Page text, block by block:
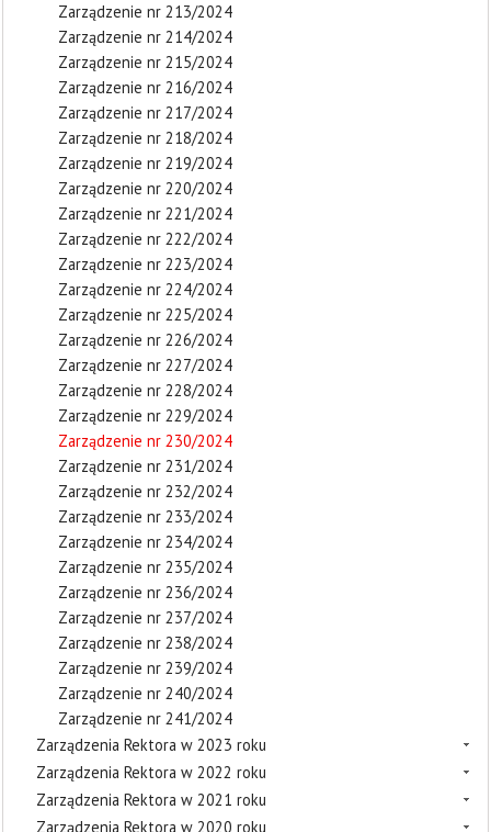
Zarządzenie nr 213/2024
Zarządzenie nr 214/2024
Zarządzenie nr 215/2024
Zarządzenie nr 216/2024
Zarządzenie nr 217/2024
Zarządzenie nr 218/2024
Zarządzenie nr 219/2024
Zarządzenie nr 220/2024
Zarządzenie nr 221/2024
Zarządzenie nr 222/2024
Zarządzenie nr 223/2024
Zarządzenie nr 224/2024
Zarządzenie nr 225/2024
Zarządzenie nr 226/2024
Zarządzenie nr 227/2024
Zarządzenie nr 228/2024
Zarządzenie nr 229/2024
Zarządzenie nr 230/2024
Zarządzenie nr 231/2024
Zarządzenie nr 232/2024
Zarządzenie nr 233/2024
Zarządzenie nr 234/2024
Zarządzenie nr 235/2024
Zarządzenie nr 236/2024
Zarządzenie nr 237/2024
Zarządzenie nr 238/2024
Zarządzenie nr 239/2024
Zarządzenie nr 240/2024
Zarządzenie nr 241/2024
Zarządzenia Rektora w 2023 roku
Zarządzenia Rektora w 2022 roku
Zarządzenia Rektora w 2021 roku
Zarządzenia Rektora w 2020 roku